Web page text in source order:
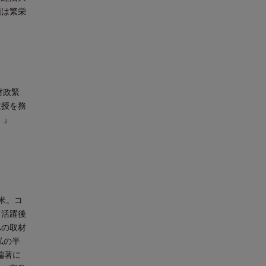
繁栄
政緊
を務
。コ
躍後
取材
の半
著に